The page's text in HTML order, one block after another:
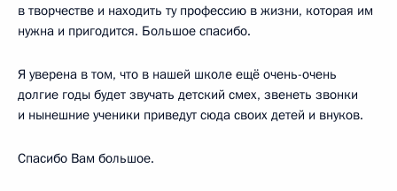
в творчестве и находить ту профессию в жизни, которая им
нужна и пригодится. Большое спасибо.
Я уверена в том, что в нашей школе ещё очень-очень
долгие годы будет звучать детский смех, звенеть звонки
и нынешние ученики приведут сюда своих детей и внуков.
Спасибо Вам большое.